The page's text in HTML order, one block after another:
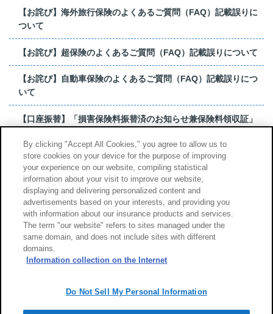
【お詫び】海外旅行保険のよくあるご質問（FAQ）記載誤りに
ついて
【お詫び】超保険のよくあるご質問（FAQ）記載誤りについて
【お詫び】自動車保険のよくあるご質問（FAQ）記載誤りにつ
いて
【口座振替】「損害保険料振替済のお知らせ兼保険料領収証」
【お詫び】超保険のよくあるご質問（FAQ）記載誤りについて
もっと見る
サイトのご利用について
勧誘方針
By clicking "Accept All Cookies," you agree to allow us to
store cookies on your device for the purpose of improving
your experience on our website, compiling statistical
information about your visit to improve our website,
displaying and delivering personalized content and
advertisements based on your interests, and providing you
with information about our insurance products and services.
The term "our website" refers to sites managed under the
same domain, and does not include sites with different
domains.
Information collection on the Internet
Do Not Sell My Personal Information